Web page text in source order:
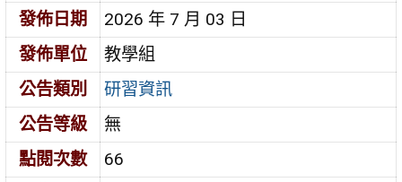
發佈日期
2026 年 7 月 03 日
發佈單位
教學組
公告類別
研習資訊
公告等級
無
點閱次數
66